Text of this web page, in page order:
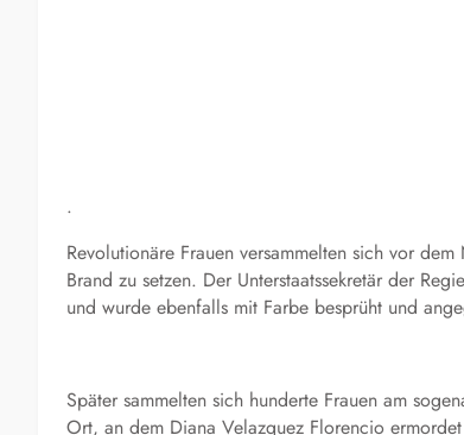
.
Revolutionäre Frauen versammelten sich vor
Brand zu setzen. Der Unterstaatssekretär der
und wurde ebenfalls mit Farbe besprüht und
Später sammelten sich hunderte Frauen am
Ort, an dem Diana Velazquez Florencio